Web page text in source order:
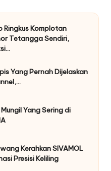
Ringkus Komplotan
Tetangga Sendiri,
Yang Pernah Dijelaskan
Yang Sering di
Kerahkan SIVAMOL
Presisi Keliling